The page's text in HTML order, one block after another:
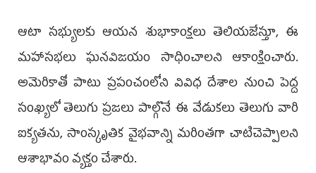
ఆటా సభ్యులకు ఆయన శుభాకాంక్షలు తెలియజేస్తూ, ఈ
మహాసభలు ఘనవిజయం సాధించాలని ఆకాంక్షించారు.
అమెరికాతో పాటు ప్రపంచంలోని వివిధ దేశాల నుంచి పెద్ద
సంఖ్యలో తెలుగు ప్రజలు పాల్గొనే ఈ వేడుకలు తెలుగు వారి
ఐక్యతను, సాంస్కృతిక వైభవాన్ని మరింతగా చాటిచెప్పాలని
ఆశాభావం వ్యక్తం చేశారు.